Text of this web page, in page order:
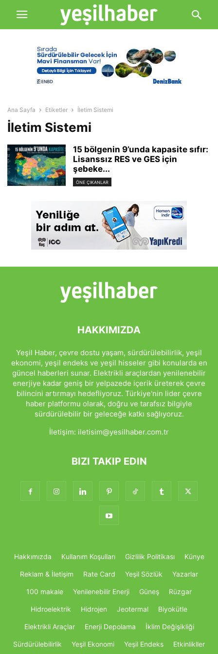
Ana Sayfa Etiketler İletim Sistemi
İletim Sistemi
15 bölgenin 9’unda kapasite sıfır:
Lisanssız RES ve GES için
şebeke...
ÖNE ÇIKANLAR
HAKKIMIZDA
Yeşil Haber, çevre dostu yaşam, sürdürülebilirlik, yeşil
ekonomi, yeşil endeks ve yeşil hisseler gibi konularda en
güncel haberleri sunar. Elektrikli araçlardan yenilenebilir
enerjiye kadar geniş bir yelpazede içerik üreterek çevre
bilincini artırmayı hedefliyoruz. Türkiye'nin lider çevre
haber platformu olarak, doğru ve tarafsız bilgiyle
sürdürülebilir bir geleceğe katkı sağlıyoruz.
İletişim: iletisim@yesilhaber.com.tr
BIZI TAKIP EDIN
Hakkımızda Kullanım Koşulları Gizlilik Politikası Künye
Reklam & İletişim Rate Card Yeşil Sözlük Yazarlar
100 makale Yenilenebilir Enerji Güneş Rüzgar
Hidroelektrik Hidrojen Jeotermal Biyokütle
Elektrikli Araçlar Enerji Depolama İklim Değişikliği
Sürdürülebilirlik Yeşil Ekonomi Yeşil Endeks Etkinlikller